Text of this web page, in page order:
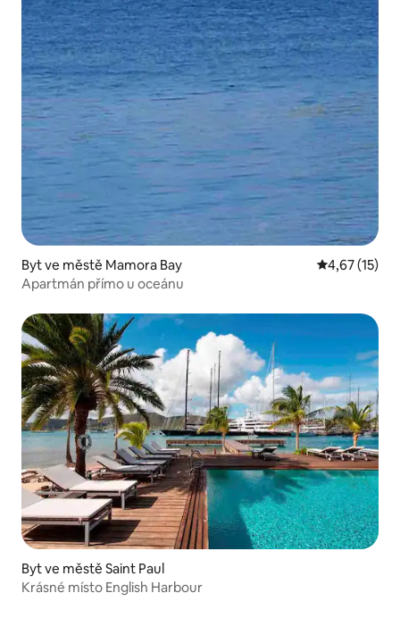
Byt ve městě Mamora Bay Průměrné
4,67 (15)
Apartmán přímo u oceánu
Byt ve městě Saint Paul
Krásné místo English Harbour